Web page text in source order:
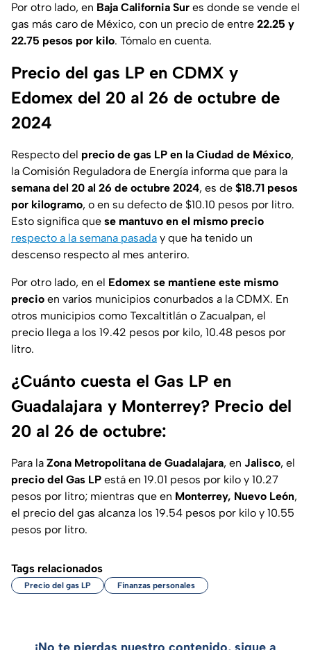
Por otro lado, en Baja California Sur es donde se vende el
gas más caro de México, con un precio de entre 22.25 y
22.75 pesos por kilo. Tómalo en cuenta.
Precio del gas LP en CDMX y
Edomex del 20 al 26 de octubre de
2024
Respecto del precio de gas LP en la Ciudad de México,
la Comisión Reguladora de Energía informa que para la
semana del 20 al 26 de octubre 2024, es de $18.71 pesos
por kilogramo, o en su defecto de $10.10 pesos por litro.
Esto significa que se mantuvo en el mismo precio
respecto a la semana pasada y que ha tenido un
descenso respecto al mes anteriro.
Por otro lado, en el Edomex se mantiene este mismo
precio en varios municipios conurbados a la CDMX. En
otros municipios como Texcaltitlán o Zacualpan, el
precio llega a los 19.42 pesos por kilo, 10.48 pesos por
litro.
¿Cuánto cuesta el Gas LP en
Guadalajara y Monterrey? Precio del
20 al 26 de octubre:
Para la Zona Metropolitana de Guadalajara, en Jalisco, el
precio del Gas LP está en 19.01 pesos por kilo y 10.27
pesos por litro; mientras que en Monterrey, Nuevo León,
el precio del gas alcanza los 19.54 pesos por kilo y 10.55
pesos por litro.
Tags relacionados
Precio del gas LP Finanzas personales